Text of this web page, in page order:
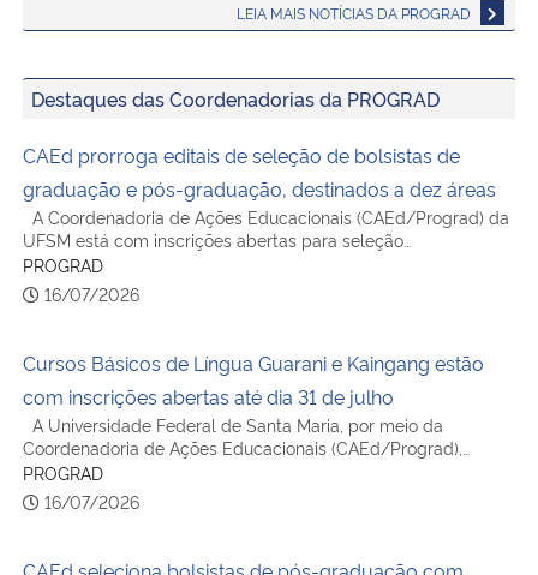
LEIA MAIS NOTÍCIAS DA PROGRAD
Destaques das Coordenadorias da PROGRAD
CAEd prorroga editais de seleção de bolsistas de
graduação e pós-graduação, destinados a dez áreas
A Coordenadoria de Ações Educacionais (CAEd/Prograd) da
UFSM está com inscrições abertas para seleção…
PROGRAD
16/07/2026
Cursos Básicos de Língua Guarani e Kaingang estão
com inscrições abertas até dia 31 de julho
A Universidade Federal de Santa Maria, por meio da
Coordenadoria de Ações Educacionais (CAEd/Prograd),…
PROGRAD
16/07/2026